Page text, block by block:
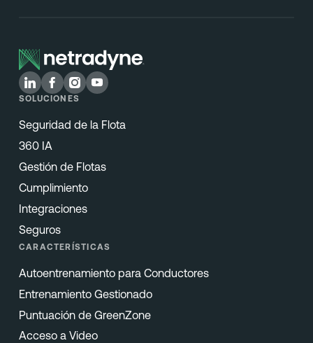
SOLUCIONES
Seguridad de la Flota
360 IA
Gestión de Flotas
Cumplimiento
Integraciones
Seguros
CARACTERÍSTICAS
Autoentrenamiento para Conductores
Entrenamiento Gestionado
Puntuación de GreenZone
Acceso a Video